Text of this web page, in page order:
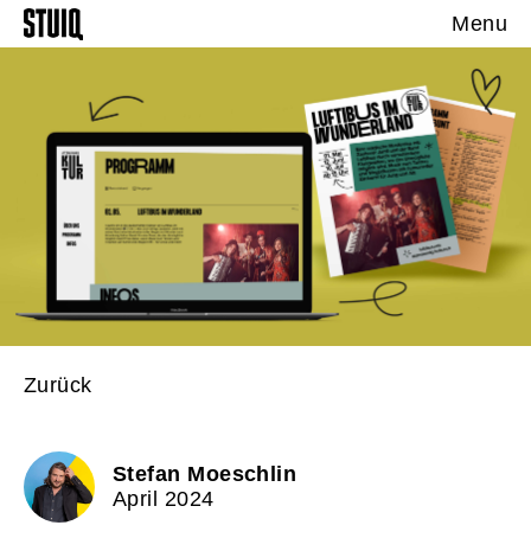
Menu
Zurück
Stefan Moeschlin
April 2024